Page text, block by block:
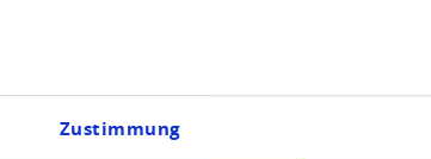
Zustimmung
Neuss
nr. 57 VR 506
about the Creditreform data base, please